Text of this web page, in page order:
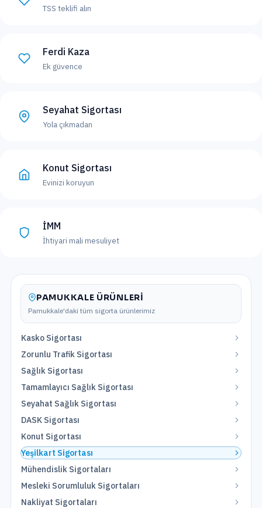
TSS teklifi alın
Ferdi Kaza
Ek güvence
Seyahat Sigortası
Yola çıkmadan
Konut Sigortası
Evinizi koruyun
İMM
İhtiyari mali mesuliyet
PAMUKKALE ÜRÜNLERI
Pamukkale'daki tüm sigorta ürünlerimiz
Kasko Sigortası
Zorunlu Trafik Sigortası
Sağlık Sigortası
Tamamlayıcı Sağlık Sigortası
Seyahat Sağlık Sigortası
DASK Sigortası
Konut Sigortası
Yeşilkart Sigortası
Mühendislik Sigortaları
Mesleki Sorumluluk Sigortaları
Nakliyat Sigortaları